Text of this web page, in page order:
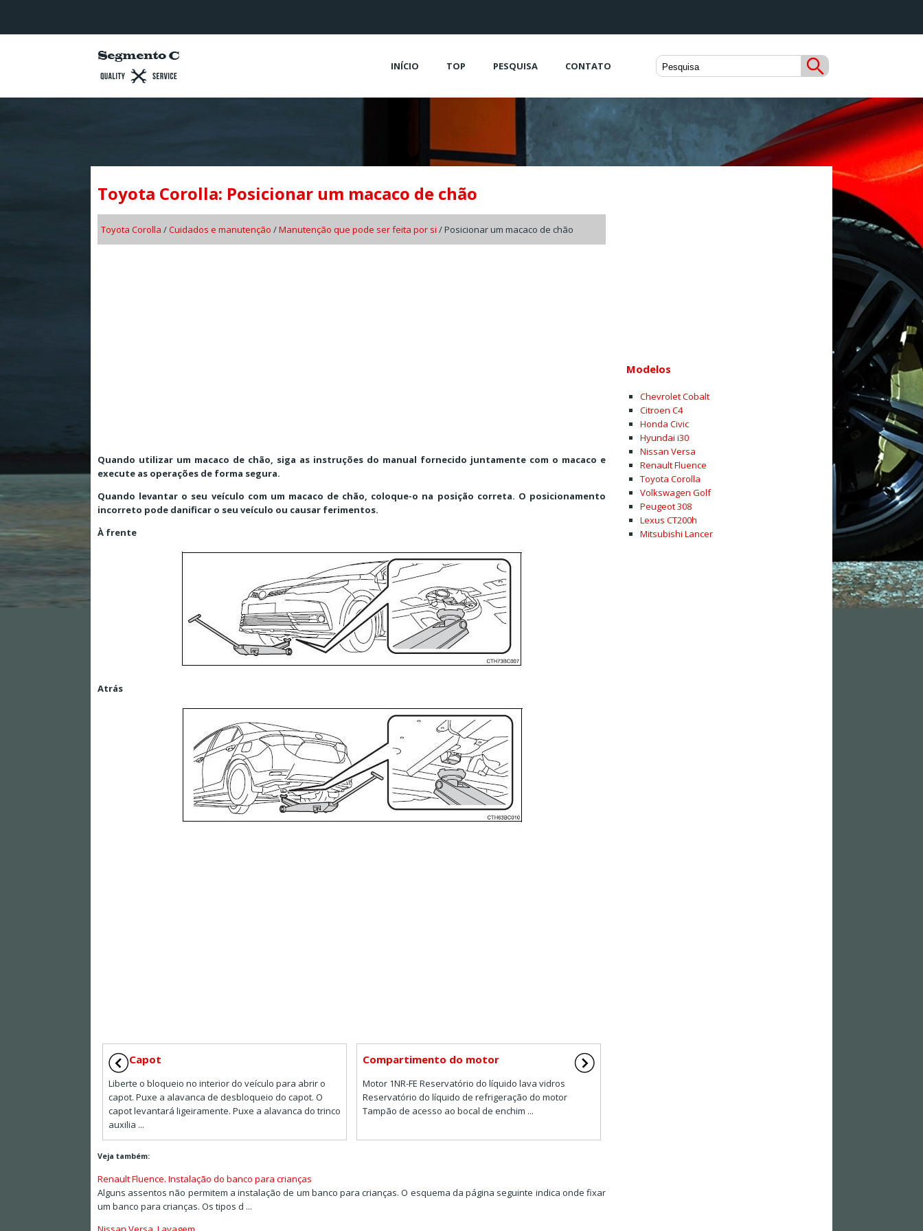
INÍCIO TOP PESQUISA CONTATO
Toyota Corolla: Posicionar um macaco de chão
Toyota Corolla /Cuidados e manutenção /Manutenção que pode ser feita por si / Posicionar um macaco de chão
Quando utilizar um macaco de chão, siga as instruções do manual fornecido juntamente com o macaco e
execute as operações de forma segura.
Quando levantar o seu veículo com um macaco de chão, coloque-o na posição correta. O posicionamento
incorreto pode danificar o seu veículo ou causar ferimentos.
À frente
Atrás
Capot
Liberte o bloqueio no interior do veículo para abrir o
capot. Puxe a alavanca de desbloqueio do capot. O
capot levantará ligeiramente. Puxe a alavanca do trinco
auxilia ...
Compartimento do motor
Motor 1NR-FE Reservatório do líquido lava vidros
Reservatório do líquido de refrigeração do motor
Tampão de acesso ao bocal de enchim ...
Veja também:
Renault Fluence. Instalação do banco para crianças
Alguns assentos não permitem a instalação de um banco para crianças. O esquema da página seguinte indica onde fixar
um banco para crianças. Os tipos d ...
Modelos
Chevrolet Cobalt
Citroen C4
Honda Civic
Hyundai i30
Nissan Versa
Renault Fluence
Toyota Corolla
Volkswagen Golf
Peugeot 308
Lexus CT200h
Mitsubishi Lancer